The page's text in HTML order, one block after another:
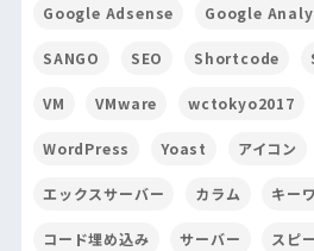
Google Adsense Google
SANGO SEO Shortcode
VM VMware wctokyo2017
WordPress Yoast アイコン
エックスサーバー カラム キー
コード埋め込み サーバー スピ